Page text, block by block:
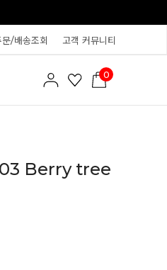
문/배송조회 고객 커뮤니티
0
03 Berry tree